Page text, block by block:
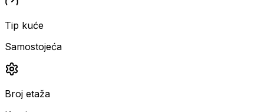
Tip kuće
Samostojeća
Broj etaža